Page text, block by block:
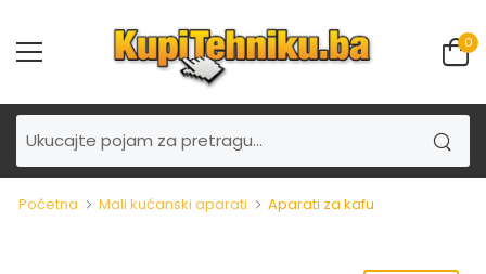
0
Početna Mali kućanski aparati Aparati za kafu